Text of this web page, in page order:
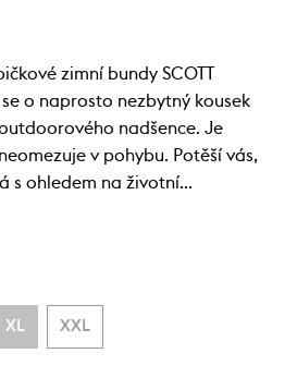
zimní bundy SCOTT
se o naprosto nezbytný kousek
nadšence. Je
v pohybu. Potěší vás,
s ohledem na životní…
XL XXL